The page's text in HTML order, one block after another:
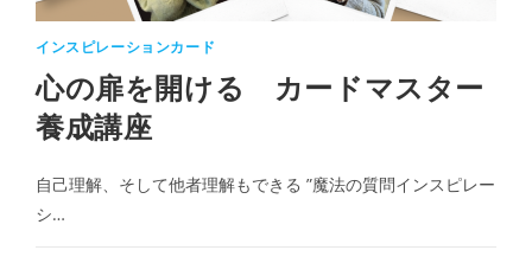
インスピレーションカード
心の扉を開ける カードマスター
養成講座
自己理解、そして他者理解もできる ”魔法の質問インスピレー
シ…